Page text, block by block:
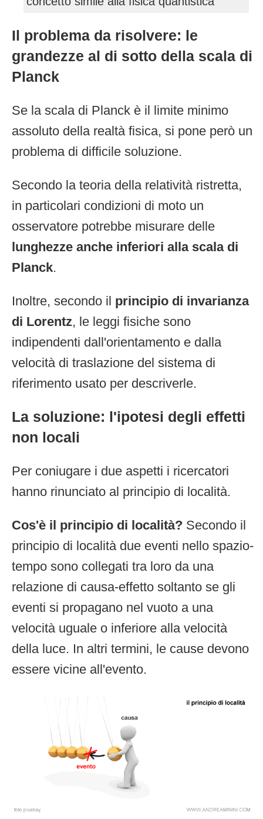
Il problema da risolvere: le
grandezze al di sotto della scala di
Planck
Se la scala di Planck è il limite minimo
assoluto della realtà fisica, si pone però un
problema di difficile soluzione.
Secondo la teoria della relatività ristretta,
in particolari condizioni di moto un
osservatore potrebbe misurare delle
lunghezze anche inferiori alla scala di
Planck.
Inoltre, secondo il principio di invarianza
di Lorentz, le leggi fisiche sono
indipendenti dall'orientamento e dalla
velocità di traslazione del sistema di
riferimento usato per descriverle.
La soluzione: l'ipotesi degli effetti
non locali
Per coniugare i due aspetti i ricercatori
hanno rinunciato al principio di località.
Cos'è il principio di località? Secondo il
principio di località due eventi nello spazio-
tempo sono collegati tra loro da una
relazione di causa-effetto soltanto se gli
eventi si propagano nel vuoto a una
velocità uguale o inferiore alla velocità
della luce. In altri termini, le cause devono
essere vicine all'evento.